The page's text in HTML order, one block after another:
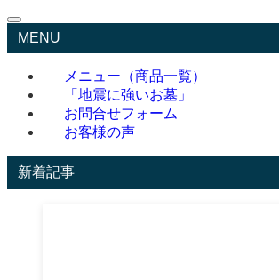
MENU
メニュー（商品一覧）
「地震に強いお墓」
お問合せフォーム
お客様の声
新着記事